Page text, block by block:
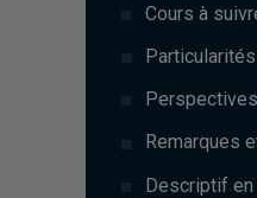
Cours à
Particularités
Remarques
Descriptif